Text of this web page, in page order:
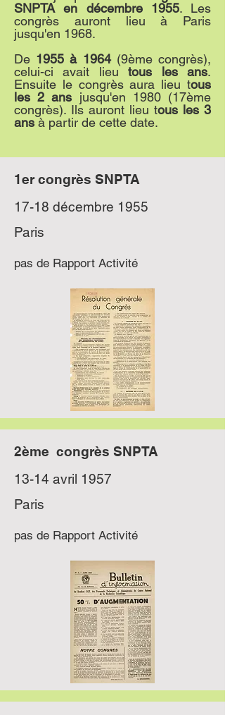
SNPTA en décembre 1955. Les
congrès auront lieu à Paris
jusqu'en 1968.
De 1955 à 1964(9ème congrès),
celui-ci avait lieutous les ans.
Ensuite le congrès aura lieu tous
les 2 ans jusqu'en 1980 (17ème
congrès). Ils auront lieu tous les 3
ans à partir de cette date.
1er congrès SNPTA
17-18 décembre 1955
Paris
pas de Rapport Activité
2ème congrès SNPTA
13-14 avril 1957
Paris
pas de Rapport Activité